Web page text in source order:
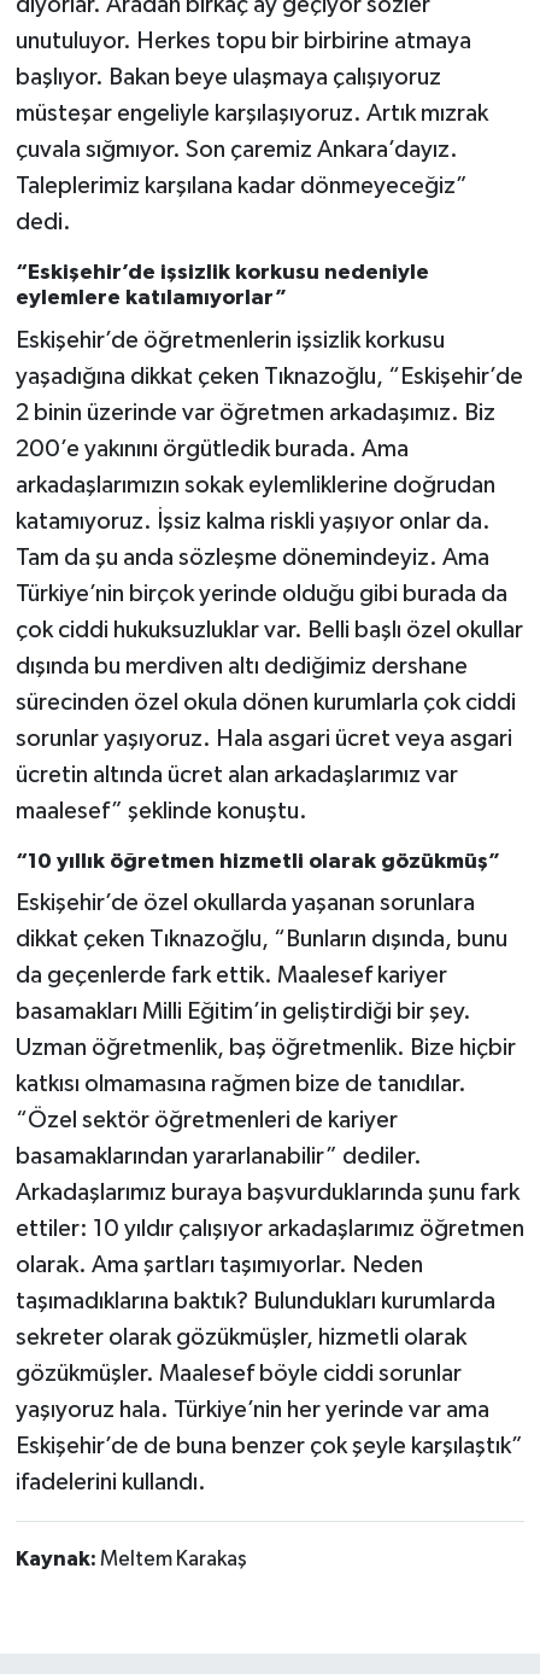
diyorlar. Aradan birkaç ay geçiyor sözler
unutuluyor. Herkes topu bir birbirine atmaya
başlıyor. Bakan beye ulaşmaya çalışıyoruz
müsteşar engeliyle karşılaşıyoruz. Artık mızrak
çuvala sığmıyor. Son çaremiz Ankara’dayız.
Taleplerimiz karşılana kadar dönmeyeceğiz”
dedi.
“Eskişehir’de işsizlik korkusu nedeniyle
eylemlere katılamıyorlar”
Eskişehir’de öğretmenlerin işsizlik korkusu
yaşadığına dikkat çeken Tıknazoğlu, “Eskişehir’de
2 binin üzerinde var öğretmen arkadaşımız. Biz
200’e yakınını örgütledik burada. Ama
arkadaşlarımızın sokak eylemliklerine doğrudan
katamıyoruz. İşsiz kalma riskli yaşıyor onlar da.
Tam da şu anda sözleşme dönemindeyiz. Ama
Türkiye’nin birçok yerinde olduğu gibi burada da
çok ciddi hukuksuzluklar var. Belli başlı özel okullar
dışında bu merdiven altı dediğimiz dershane
sürecinden özel okula dönen kurumlarla çok ciddi
sorunlar yaşıyoruz. Hala asgari ücret veya asgari
ücretin altında ücret alan arkadaşlarımız var
maalesef” şeklinde konuştu.
“10 yıllık öğretmen hizmetli olarak gözükmüş”
Eskişehir’de özel okullarda yaşanan sorunlara
dikkat çeken Tıknazoğlu, “Bunların dışında, bunu
da geçenlerde fark ettik. Maalesef kariyer
basamakları Milli Eğitim’in geliştirdiği bir şey.
Uzman öğretmenlik, baş öğretmenlik. Bize hiçbir
katkısı olmamasına rağmen bize de tanıdılar.
“Özel sektör öğretmenleri de kariyer
basamaklarından yararlanabilir” dediler.
Arkadaşlarımız buraya başvurduklarında şunu fark
ettiler: 10 yıldır çalışıyor arkadaşlarımız öğretmen
olarak. Ama şartları taşımıyorlar. Neden
taşımadıklarına baktık? Bulundukları kurumlarda
sekreter olarak gözükmüşler, hizmetli olarak
gözükmüşler. Maalesef böyle ciddi sorunlar
yaşıyoruz hala. Türkiye’nin her yerinde var ama
Eskişehir’de de buna benzer çok şeyle karşılaştık”
ifadelerini kullandı.
Kaynak: Meltem Karakaş